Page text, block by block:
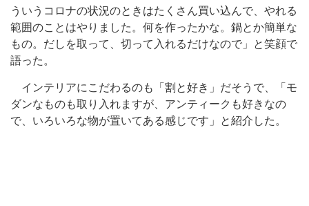
ういうコロナの状況のときはたくさん買い込んで、やれる
範囲のことはやりました。何を作ったかな。鍋とか簡単な
もの。だしを取って、切って入れるだけなので」と笑顔で
語った。
インテリアにこだわるのも「割と好き」だそうで、「モ
ダンなものも取り入れますが、アンティークも好きなの
で、いろいろな物が置いてある感じです」と紹介した。